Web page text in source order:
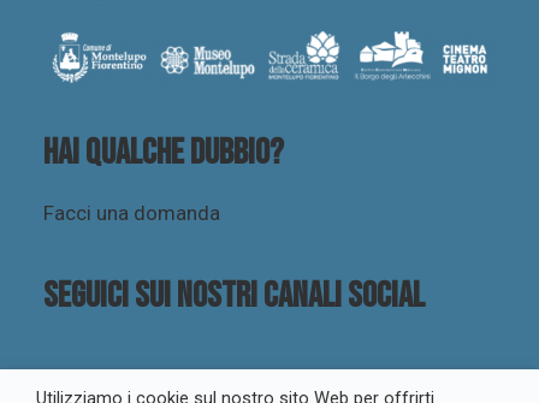
Hai qualche dubbio?
Facci una domanda
Seguici sui nostri canali social
Utilizziamo i cookie sul nostro sito Web per offrirti